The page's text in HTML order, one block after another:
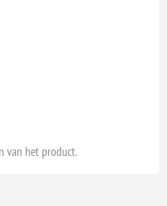
van het product.